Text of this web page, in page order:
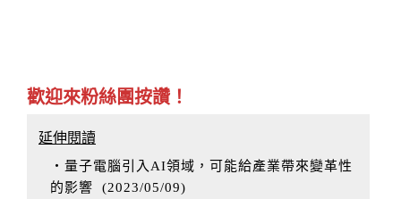
歡迎來粉絲團按讚！
延伸閱讀
‧量子電腦引入AI領域，可能給產業帶來變革性
的影響 (2023/05/09)